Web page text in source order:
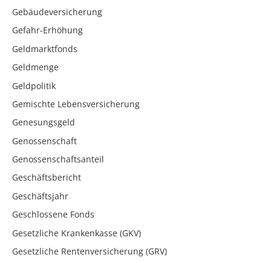
Gebäudeversicherung
Gefahr-Erhöhung
Geldmarktfonds
Geldmenge
Geldpolitik
Gemischte Lebensversicherung
Genesungsgeld
Genossenschaft
Genossenschaftsanteil
Geschäftsbericht
Geschäftsjahr
Geschlossene Fonds
Gesetzliche Krankenkasse (GKV)
Gesetzliche Rentenversicherung (GRV)